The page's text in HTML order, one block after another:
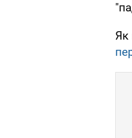
Як